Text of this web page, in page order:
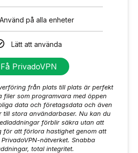
Använd på alla enheter
Lätt att använda
Få PrivadoVPN
från plats till plats är perfekt
filer som programvara med öppen
data och företagsdata och även
till stora användarbaser. Nu kan du
förblir säkra utan att
för att förlora hastighet genom att
nätverket. Snabba
total integritet.